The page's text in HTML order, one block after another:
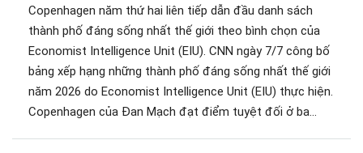
Copenhagen năm thứ hai liên tiếp dẫn đầu danh sách
thành phố đáng sống nhất thế giới theo bình chọn của
Economist Intelligence Unit (EIU). CNN ngày 7/7 công bố
bảng xếp hạng những thành phố đáng sống nhất thế giới
năm 2026 do Economist Intelligence Unit (EIU) thực hiện.
Copenhagen của Đan Mạch đạt điểm tuyệt đối ở ba...